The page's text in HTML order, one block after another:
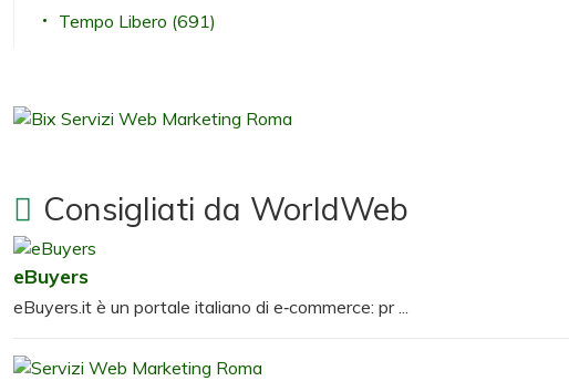
Tempo Libero (691)
Consigliati da WorldWeb
eBuyers
eBuyers.it è un portale italiano di e‑commerce: pr ...